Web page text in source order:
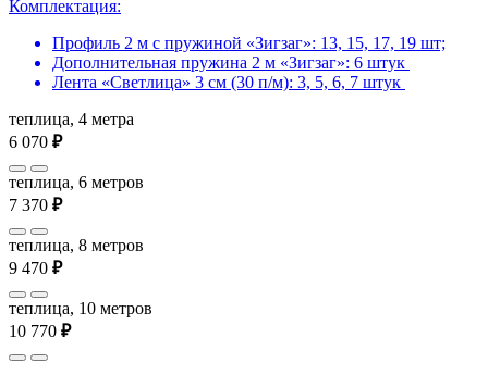
Комплектация:
Профиль 2 м с пружиной «Зигзаг»: 13, 15, 17, 19 шт;
Дополнительная пружина 2 м «Зигзаг»: 6 штук
Лента «Светлица» 3 см (30 п/м): 3, 5, 6, 7 штук
теплица, 4 метра
6 070 ₽
теплица, 6 метров
7 370 ₽
теплица, 8 метров
9 470 ₽
теплица, 10 метров
10 770 ₽